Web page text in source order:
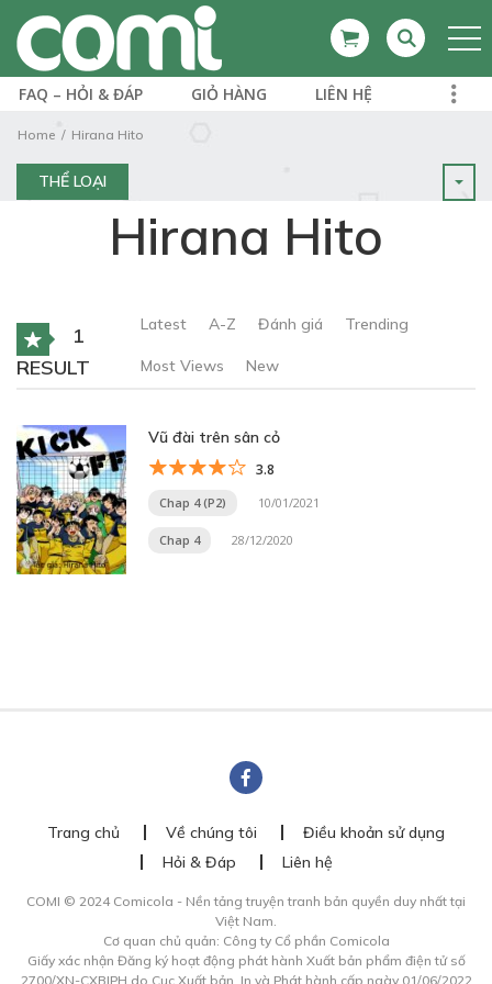
FAQ – HỎI & ĐÁP GIỎ HÀNG LIÊN HỆ
Home Hirana Hito
THỂ LOẠI
Hirana Hito
1
RESULT
Latest A-Z Đánh giá Trending
Most Views New
Vũ đài trên sân cỏ
3.8
Chap 4 (P2) 10/01/2021
Chap 4 28/12/2020
Trang chủ Về chúng tôi
Điều khoản sử dụng
Hỏi & Đáp
Liên hệ
COMI © 2024 Comicola - Nền tảng truyện tranh bản quyền duy nhất tại
Việt Nam.
Cơ quan chủ quản: Công ty Cổ phần Comicola
Giấy xác nhận Đăng ký hoạt động phát hành Xuất bản phẩm điện tử số
2700/XN-CXBIPH do Cục Xuất bản, In và Phát hành cấp ngày 01/06/2022